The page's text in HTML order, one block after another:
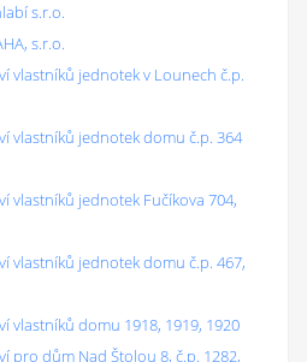
s.r.o.
s.r.o.
vlastníků jednotek v Lounech č.p.
vlastníků jednotek domu č.p. 364
vlastníků jednotek Fučíkova 704,
vlastníků jednotek domu č.p. 467,
vlastníků domu 1918, 1919, 1920
pro dům Nad Štolou 8, č.p. 1282,